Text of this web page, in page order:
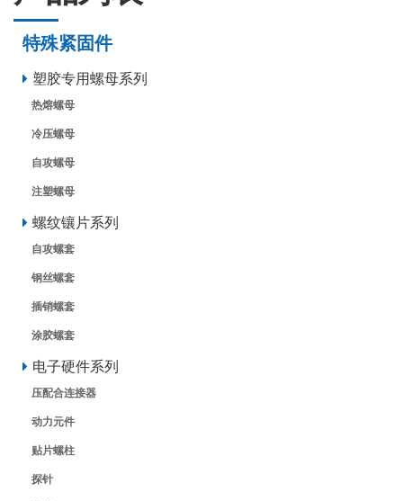
特殊紧固件
塑胶专用螺母系列
热熔螺母
冷压螺母
自攻螺母
注塑螺母
螺纹镶片系列
自攻螺套
钢丝螺套
插销螺套
涂胶螺套
电子硬件系列
压配合连接器
动力元件
贴片螺柱
探针